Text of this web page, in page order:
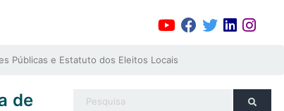
Públicas e Estatuto dos Eleitos Locais
de